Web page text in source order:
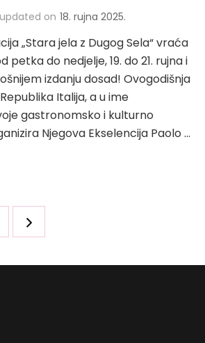
updated on 18. rujna 2025.
„Stara jela z Dugog Sela“ vraća
petka do nedjelje, 19. do 21. rujna i
izdanju dosad! Ovogodišnja
Italija, a u ime
gastronomsko i kulturno
Njegova Ekselencija Paolo …